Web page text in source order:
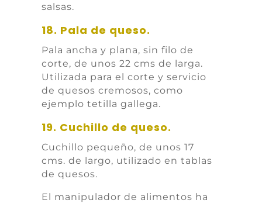
salsas.
18. Pala de queso.
Pala ancha y plana, sin filo de
corte, de unos 22 cms de larga.
Utilizada para el corte y servicio
de quesos cremosos, como
ejemplo tetilla gallega.
19. Cuchillo de queso.
Cuchillo pequeño, de unos 17
cms. de largo, utilizado en tablas
de quesos.
El manipulador de alimentos ha